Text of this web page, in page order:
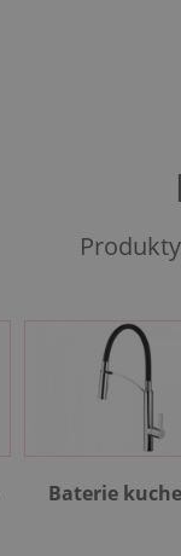
Baterie